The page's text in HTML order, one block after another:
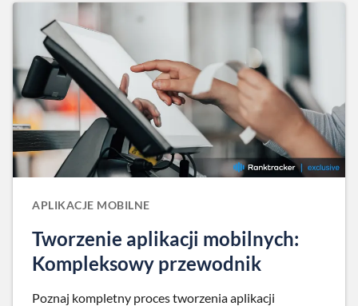
APLIKACJE MOBILNE
Tworzenie aplikacji mobilnych:
Kompleksowy przewodnik
Poznaj kompletny proces tworzenia aplikacji